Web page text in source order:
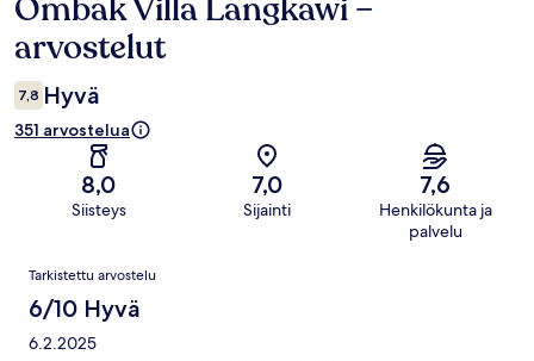
Ombak Villa Langkawi –
arvostelut
7,8 Hyvä
351 arvostelua
8,0
Siisteys
7,0
Sijainti
7,6
Henkilökunta ja
palvelu
Arvostelut
Tarkistettu arvostelu
6/10 Hyvä
6.2.2025